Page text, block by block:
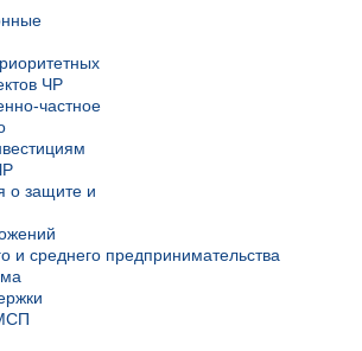
ЧР
частное
о защите и
и среднего предпринимательства